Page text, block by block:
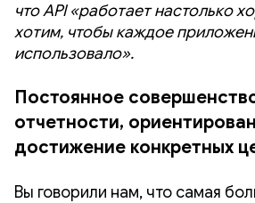
что API «работает настолько
хотим, чтобы каждое
использовало».
Постоянное
отчетности,
достижение конкретных
Вы говорили нам, что самая